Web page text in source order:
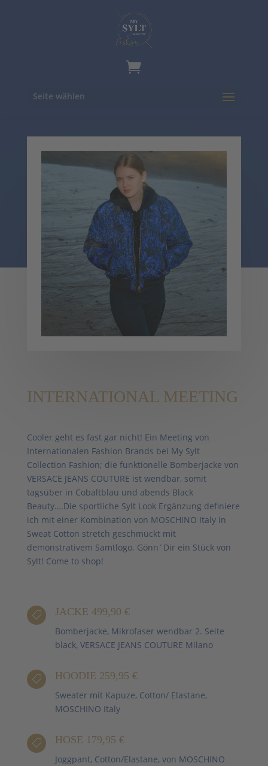
Seite wählen
INTERNATIONAL MEETING
Cooler geht es fast gar nicht! Ein Meeting von
Internationalen Fashion Brands bei My Sylt
Collection Fashion; die funktionelle Bomberjacke von
VERSACE JEANS COUTURE ist wendbar, somit
tagsüber in Cobaltblau und abends Black
Beauty….Die sportliche Sylt Look Ergänzung definiere
ich mit einer Kombination von MOSCHINO Italy in
Sweat Cotton stretch geschmückt mit
demonstrativem Samtlogo. Gönn´Dir ein Stück von
Sylt! Come to shop!
 JACKE 499,90 €
Bomberjacke, Mikrofaser wendbar 2. Seite
black, VERSACE JEANS COUTURE Milano
 HOODIE 259,95 €
Sweater mit Kapuze, Cotton/ Elastane,
MOSCHINO Italy
 HOSE 179,95 €
Joggpant, Cotton/Elastane, von MOSCHINO